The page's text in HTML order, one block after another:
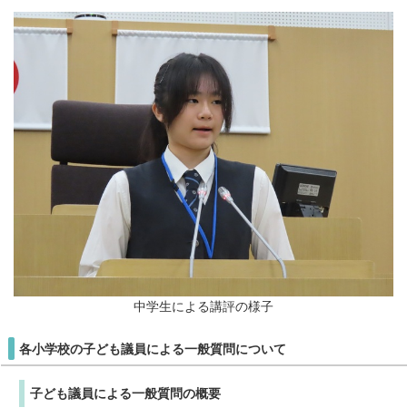
中学生による講評の様子
各小学校の子ども議員による一般質問について
子ども議員による一般質問の概要